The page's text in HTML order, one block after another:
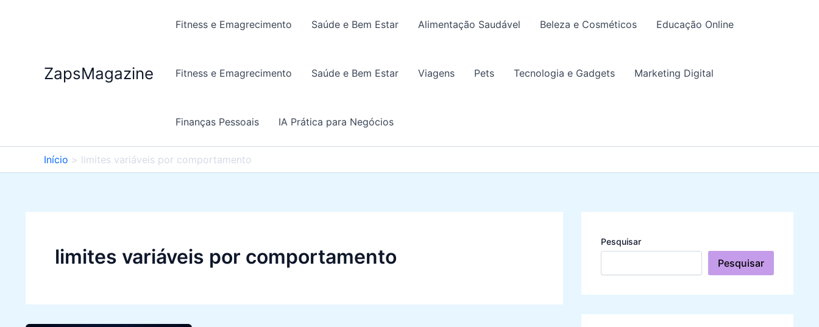
ZapsMagazine
Fitness e Emagrecimento Saúde e Bem Estar Alimentação Saudável Beleza e Cosméticos Educação Online
Fitness e Emagrecimento Saúde e Bem Estar Viagens Pets Tecnologia e Gadgets Marketing Digital
Finanças Pessoais IA Prática para Negócios
Início limites variáveis por comportamento
limites variáveis por comportamento
Pesquisar
Pesquisar